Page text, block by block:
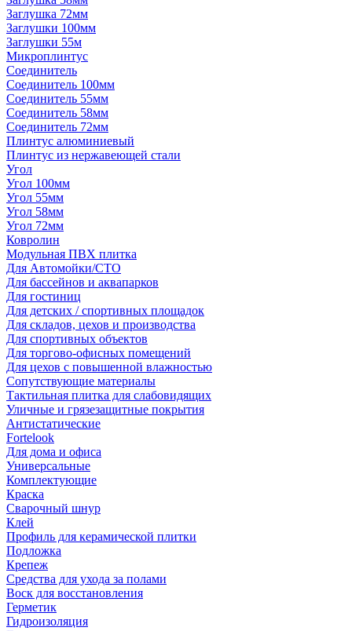
Заглушка 72мм
Заглушки 100мм
Заглушки 55м
Микроплинтус
Соединитель
Соединитель 100мм
Соединитель 55мм
Соединитель 58мм
Соединитель 72мм
Плинтус алюминиевый
Плинтус из нержавеющей стали
Угол
Угол 100мм
Угол 55мм
Угол 58мм
Угол 72мм
Ковролин
Модульная ПВХ плитка
Для Автомойки/СТО
Для бассейнов и аквапарков
Для гостиниц
Для детских / спортивных площадок
Для складов, цехов и производства
Для спортивных объектов
Для торгово-офисных помещений
Для цехов с повышенной влажностью
Сопутствующие материалы
Тактильная плитка для слабовидящих
Уличные и грязезащитные покрытия
Антистатические
Fortelook
Для дома и офиса
Универсальные
Комплектующие
Краска
Сварочный шнур
Клей
Профиль для керамической плитки
Подложка
Крепеж
Средства для ухода за полами
Воск для восстановления
Герметик
Гидроизоляция